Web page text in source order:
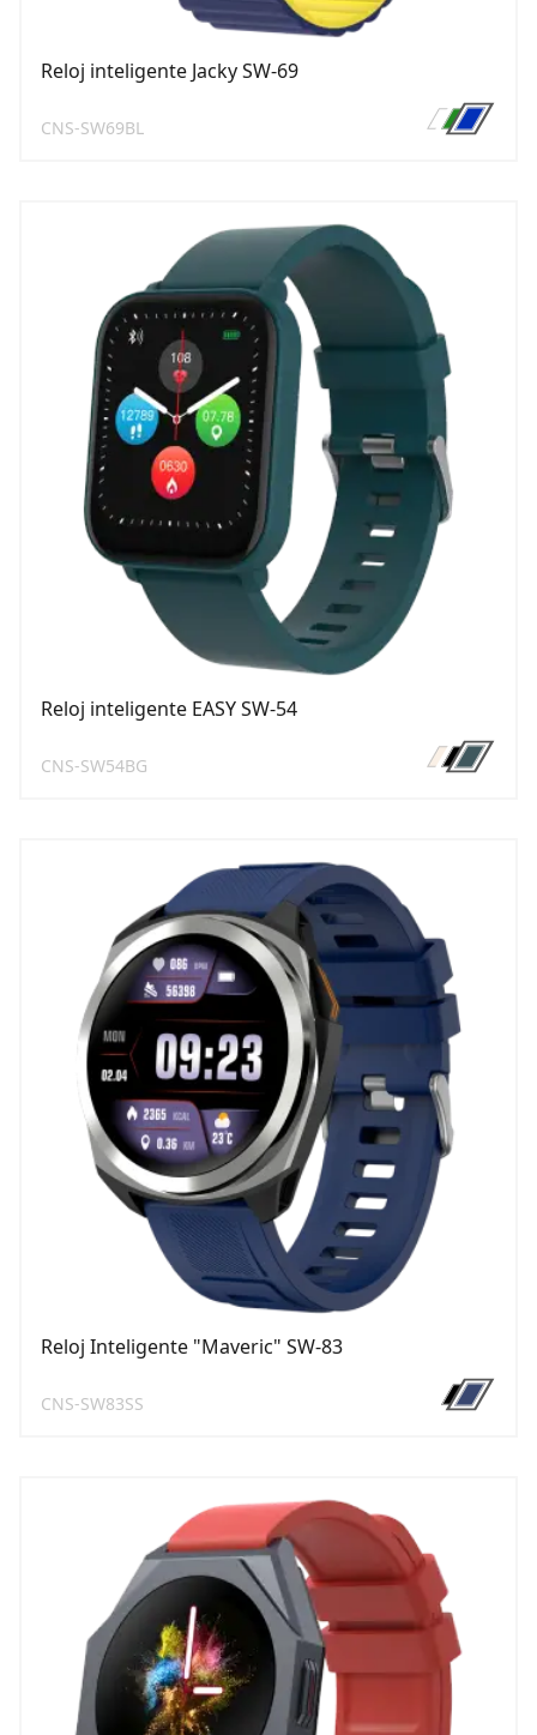
Reloj inteligente Jacky SW-69
CNS-SW69BL
Reloj inteligente EASY SW-54
CNS-SW54BG
Reloj Inteligente "Maveric" SW-83
CNS-SW83SS